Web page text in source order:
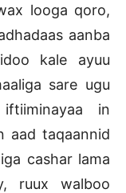
looga qoro,
aanba
kale ayuu
sare ugu
in
aad taqaannid
cashar lama
ruux walboo